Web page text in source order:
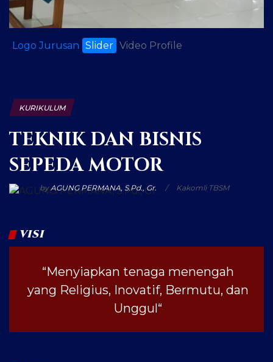
Logo Jurusan Slider Video Profile
KURIKULUM
TEKNIK DAN BISNIS
SEPEDA MOTOR
byAGUNG PERMANA, S.Pd., Gr. Kakomli TBSM
VISI
“Menyiapkan tenaga menengah
yang Religius, Inovatif, Bermutu, dan
Unggul“